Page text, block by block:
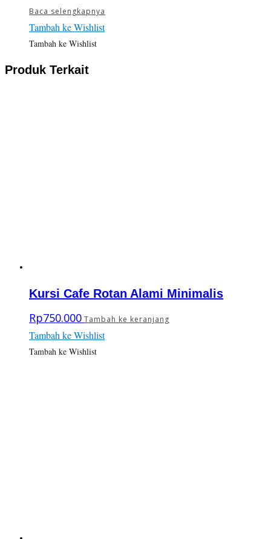
Baca selengkapnya
Tambah ke Wishlist
Tambah ke Wishlist
Produk Terkait
Kursi Cafe Rotan Alami Minimalis
Rp750.000 Tambah ke keranjang
Tambah ke Wishlist
Tambah ke Wishlist